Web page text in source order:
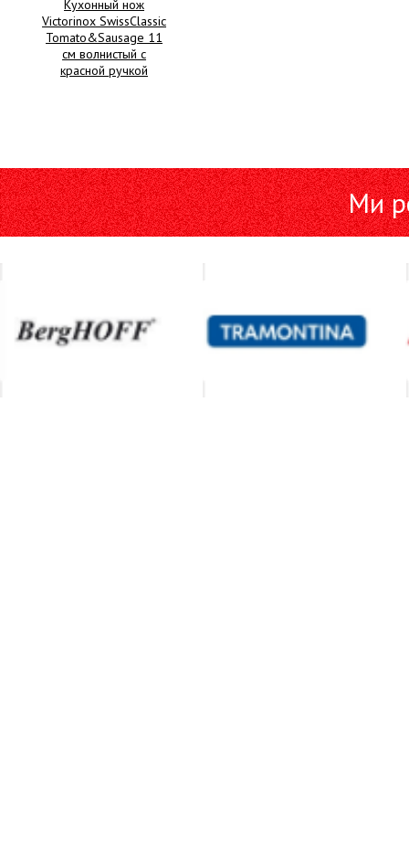
Кухонный нож
Victorinox SwissClassic
Tomato&Sausage 11
см волнистый с
красной ручкой
Ми